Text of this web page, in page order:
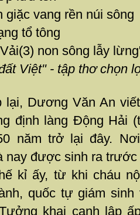
giặc vang rền núi sông
tổ tông
non sông lẫy
Việt" - tập thơ chọn
Dương Văn An
định làng Động Hải
năm trở lại đây.
nay được sinh ra
kỉ ấy, từ khi cháu
quốc tự giám
khai canh lập